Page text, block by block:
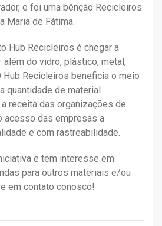
e foi uma bênção Recicleiros
Maria de Fátima.
Hub Recicleiros é chegar a
do vidro, plástico, metal,
Hub Recicleiros beneficia o meio
quantidade de material
receita das organizações de
acesso das empresas a
e com rastreabilidade.
e tem interesse em
para outros materiais e/ou
em contato conosco!